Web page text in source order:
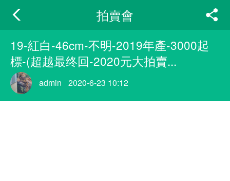
拍賣會
19-紅白-46cm-不明-2019年產-3000起
標-(超越最终回-2020元大拍賣...
admin 2020-6-23 10:12